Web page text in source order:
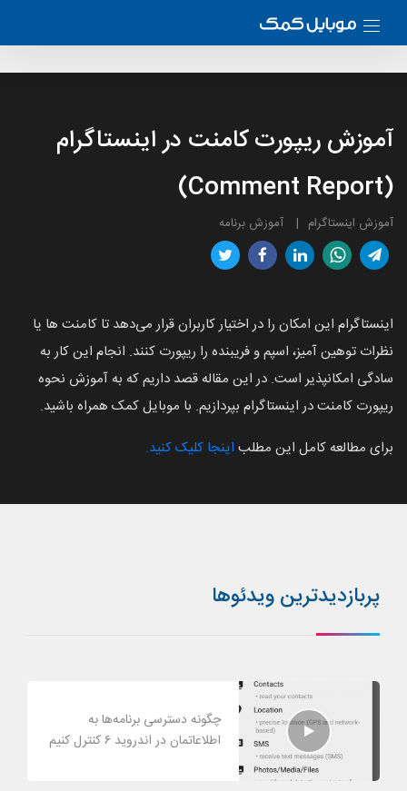
آموزش ریپورت کامنت در اینستاگرام
(Comment Report)
آموزش اینستاگرام آموزش برنامه
اینستاگرام این امکان را در اختیار کاربران قرار می‌دهد تا کامنت ها یا
نظرات توهین آمیز، اسپم و فریبنده را ریپورت کنند. انجام این کار به
سادگی امکانپذیر است. در این مقاله قصد داریم که به آموزش نحوه
ریپورت کامنت در اینستاگرام بپردازیم. با موبایل کمک همراه باشید.
برای مطالعه کامل این مطلب اینجا کلیک کنید.
پربازدیدترین ویدئوها
چگونه دسترسی برنامه‌ها به
اطلاعاتمان در اندروید ۶ کنترل کنیم